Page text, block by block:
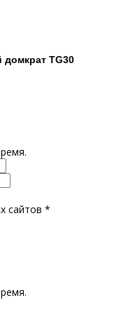
домкрат TG30
сайтов *